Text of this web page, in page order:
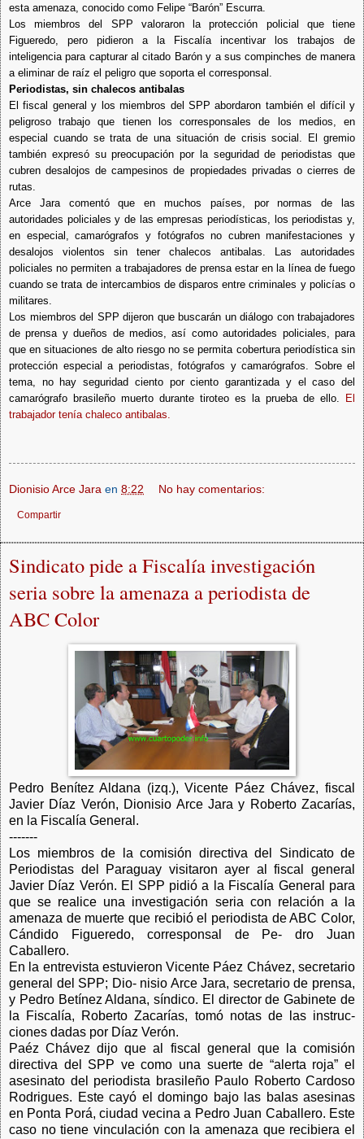
esta amenaza, conocido como Felipe “Barón” Escurra.
Los miembros del SPP valoraron la protección policial que tiene
Figueredo, pero pidieron a la Fiscalía incentivar los trabajos de
inteligencia para capturar al citado Barón y a sus compinches de manera
a eliminar de raíz el peligro que soporta el corresponsal.
Periodistas, sin chalecos antibalas
El fiscal general y los miembros del SPP abordaron también el difícil y
peligroso trabajo que tienen los corresponsales de los medios, en
especial cuando se trata de una situación de crisis social. El gremio
también expresó su preocupación por la seguridad de periodistas que
cubren desalojos de campesinos de propiedades privadas o cierres de
rutas.
Arce Jara comentó que en muchos países, por normas de las
autoridades policiales y de las empresas periodísticas, los periodistas y,
en especial, camarógrafos y fotógrafos no cubren manifestaciones y
desalojos violentos sin tener chalecos antibalas. Las autoridades
policiales no permiten a trabajadores de prensa estar en la línea de fuego
cuando se trata de intercambios de disparos entre criminales y policías o
militares.
Los miembros del SPP dijeron que buscarán un diálogo con trabajadores
de prensa y dueños de medios, así como autoridades policiales, para
que en situaciones de alto riesgo no se permita cobertura periodística sin
protección especial a periodistas, fotógrafos y camarógrafos. Sobre el
tema, no hay seguridad ciento por ciento garantizada y el caso del
camarógrafo brasileño muerto durante tiroteo es la prueba de ello. El
trabajador tenía chaleco antibalas.
Dionisio Arce Jara en 8:22 No hay comentarios:
Compartir
Sindicato pide a Fiscalía investigación
seria sobre la amenaza a periodista de
ABC Color
Pedro Benítez Aldana (izq.), Vicente Páez Chávez, fiscal
Javier Díaz Verón, Dionisio Arce Jara y Roberto Zacarías,
en la Fiscalía General.
-------
Los miembros de la comisión directiva del Sindicato de
Periodistas del Paraguay visitaron ayer al fiscal general
Javier Díaz Verón. El SPP pidió a la Fiscalía General para
que se realice una investigación seria con relación a la
amenaza de muerte que recibió el periodista de ABC Color,
Cándido Figueredo, corresponsal de Pe- dro Juan
Caballero.
En la entrevista estuvieron Vicente Páez Chávez, secretario
general del SPP; Dio- nisio Arce Jara, secretario de prensa,
y Pedro Betínez Aldana, síndico. El director de Gabinete de
la Fiscalía, Roberto Zacarías, tomó notas de las instruc-
ciones dadas por Díaz Verón.
Paéz Chávez dijo que al fiscal general que la comisión
directiva del SPP ve como una suerte de “alerta roja” el
asesinato del periodista brasileño Paulo Roberto Cardoso
Rodrigues. Este cayó el domingo bajo las balas asesinas
en Ponta Porá, ciudad vecina a Pedro Juan Caballero. Este
caso no tiene vinculación con la amenaza que recibiera el